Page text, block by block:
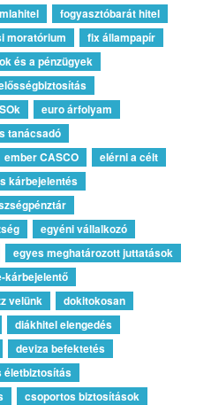
fogyasztóbarát hitel
moratórium
fix állampapír
és a pénzügyek
euro árfolyam
tanácsadó
ember CASCO
elérni a célt
kárbejelentés
egyéni vállalkozó
egyes meghatározott juttatások
kárbejelentő
velünk
dokitokosan
diákhitel elengedés
deviza befektetés
életbiztosítás
csoportos biztosítások